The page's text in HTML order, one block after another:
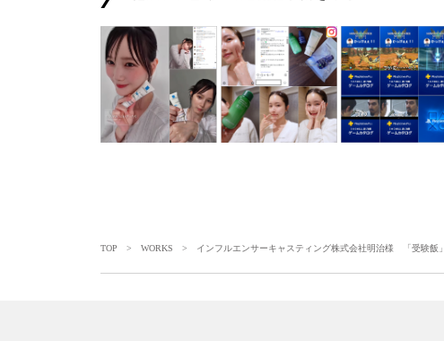
TOP > WORKS > インフルエンサーキャスティング株式会社明治様 「受験飯」